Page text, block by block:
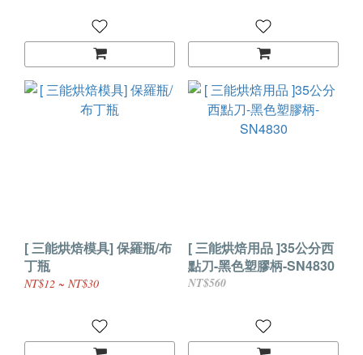
[ 三能烘焙模具] 保羅瓶/布
丁瓶
NT$12 ~ NT$30
[ 三能烘焙用品 ]35公分西
點刀-黑色塑膠柄-SN4830
NT$560